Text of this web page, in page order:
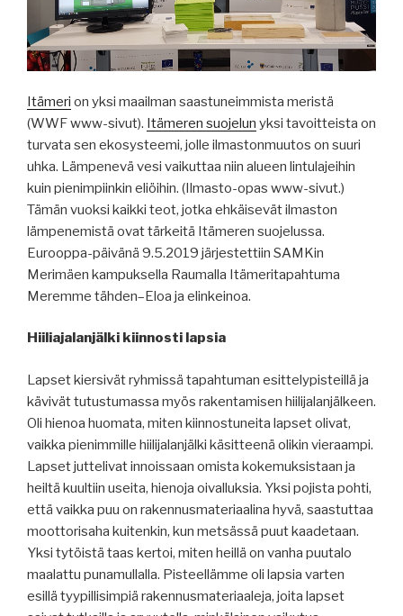
Itämeri on yksi maailman saastuneimmista meristä
(WWF www-sivut). Itämeren suojelun yksi tavoitteista on
turvata sen ekosysteemi, jolle ilmastonmuutos on suuri
uhka. Lämpenevä vesi vaikuttaa niin alueen lintulajeihin
kuin pienimpiinkin eliöihin. (Ilmasto-opas www-sivut.)
Tämän vuoksi kaikki teot, jotka ehkäisevät ilmaston
lämpenemistä ovat tärkeitä Itämeren suojelussa.
Eurooppa-päivänä 9.5.2019 järjestettiin SAMKin
Merimäen kampuksella Raumalla Itämeritapahtuma
Meremme tähden–Eloa ja elinkeinoa.
Hiiliajalanjälki kiinnosti lapsia
Lapset kiersivät ryhmissä tapahtuman esittelypisteillä ja
kävivät tutustumassa myös rakentamisen hiilijalanjälkeen.
Oli hienoa huomata, miten kiinnostuneita lapset olivat,
vaikka pienimmille hiilijalanjälki käsitteenä olikin vieraampi.
Lapset juttelivat innoissaan omista kokemuksistaan ja
heiltä kuultiin useita, hienoja oivalluksia. Yksi pojista pohti,
että vaikka puu on rakennusmateriaalina hyvä, saastuttaa
moottorisaha kuitenkin, kun metsässä puut kaadetaan.
Yksi tytöistä taas kertoi, miten heillä on vanha puutalo
maalattu punamullalla. Pisteellämme oli lapsia varten
esillä tyypillisimpiä rakennusmateriaaleja, joita lapset